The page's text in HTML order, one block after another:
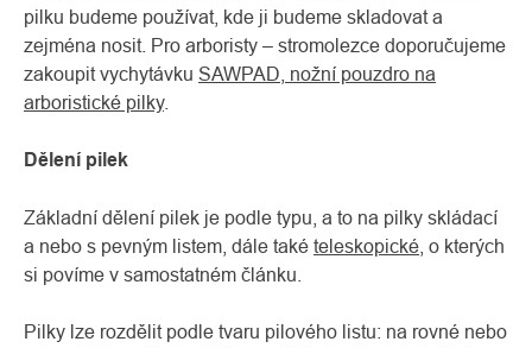
pilku budeme používat, kde ji budeme skladovat a
zejména nosit. Pro arboristy – stromolezce doporučujeme
zakoupit vychytávku SAWPAD, nožní pouzdro na
arboristické pilky.
Dělení pilek
Základní dělení pilek je podle typu, a to na pilky skládací
a nebo s pevným listem, dále také teleskopické , o kterých
si povíme v samostatném článku.
Pilky lze rozdělit podle tvaru pilového listu: na rovné nebo